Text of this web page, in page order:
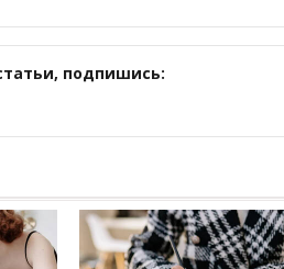
подпишись: